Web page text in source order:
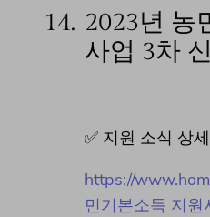
14. 2023년 농
사업 3차
✅ 지원 소식 상
https://
민기본소득 지